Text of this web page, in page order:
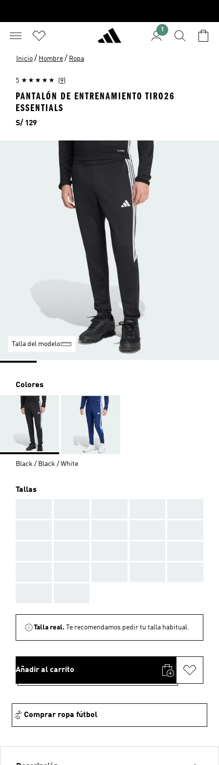
1
Inicio / Hombre / Ropa
5 (9)
PANTALÓN DE ENTRENAMIENTO TIRO26
ESSENTIALS
Precio
S/ 129
Talla del modelo
Colores
Black / Black / White
Tallas
Talla real. Te recomendamos pedir tu talla habitual.
Añadir al carrito
Comprar ropa fútbol